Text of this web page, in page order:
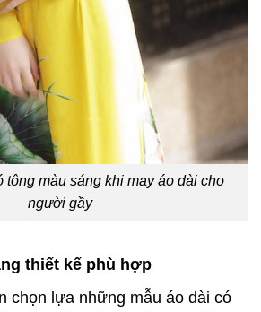
tông màu sáng khi may áo dài cho
người gầy
thiết kế phù hợp
chọn lựa những mẫu áo dài có